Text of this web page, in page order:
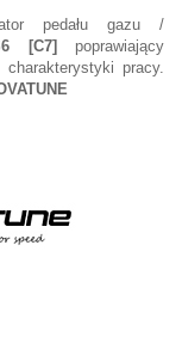
pedału gazu /
[C7]
poprawiający
pracy.